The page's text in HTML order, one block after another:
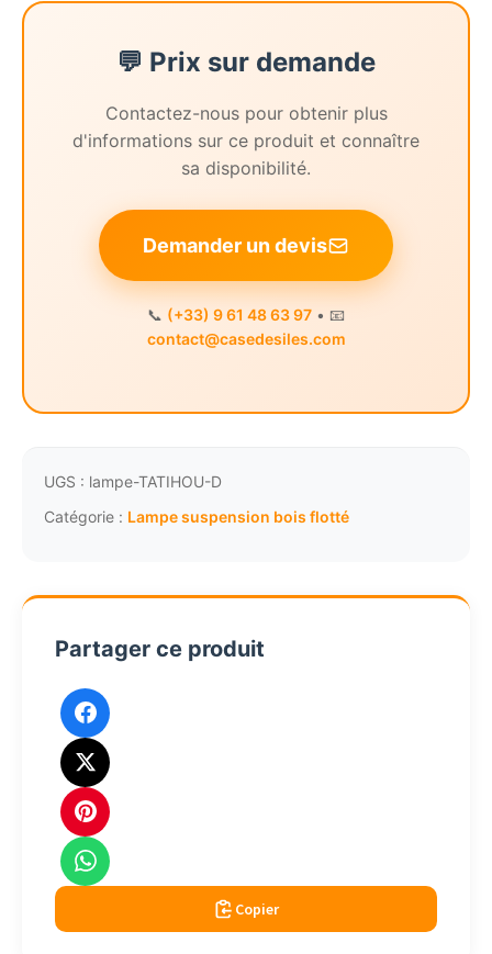
💬 Prix sur demande
Contactez-nous pour obtenir plus
d'informations sur ce produit et connaître
sa disponibilité.
Demander un devis
📞 (+33) 9 61 48 63 97 • 📧
contact@casedesiles.com
UGS : lampe-TATIHOU-D
Catégorie : Lampe suspension bois flotté
Partager ce produit
Copier